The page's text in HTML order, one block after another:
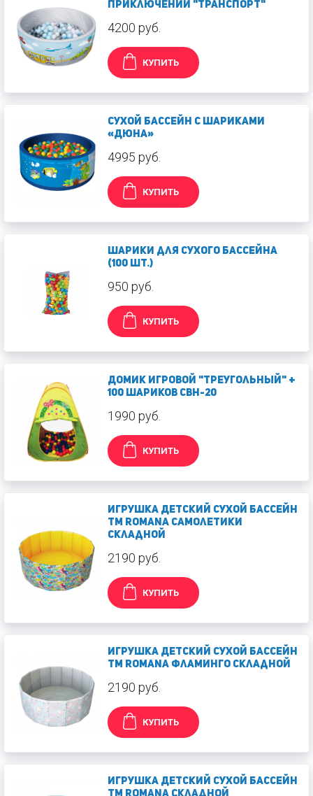
приключений "Транспорт"
4200 руб.
КУПИТЬ
Сухой бассейн с шариками
«Дюна»
4995 руб.
КУПИТЬ
Шарики для сухого бассейна
(100 шт.)
950 руб.
КУПИТЬ
Домик игровой "Треугольный" +
100 шариков CBH-20
1990 руб.
КУПИТЬ
Игрушка Детский сухой бассейн
TM Romana Самолетики
складной
2190 руб.
КУПИТЬ
Игрушка Детский сухой бассейн
TM Romana Фламинго складной
2190 руб.
КУПИТЬ
Игрушка Детский сухой бассейн